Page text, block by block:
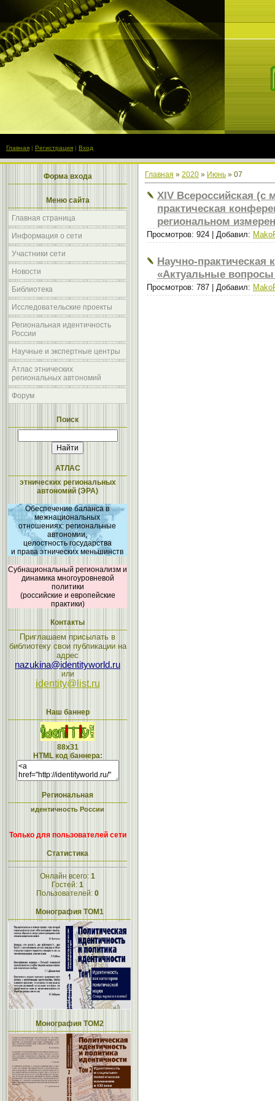
Главная | Регистрация | Вход
Форма входа
Меню сайта
Главная страница
Информация о сети
Участники сети
Новости
Библиотека
Исследовательские проекты
Региональная идентичность
России
Научные и экспертные центры
Атлас этнических
региональных автономий
Форум
Поиск
АТЛАС
этнических региональных
автономий (ЭРА)
Обеспечение баланса в
межнациональных
отношениях: региональные
автономии,
целостность государства
и права этнических меньшинств
Субнациональный регионализм и
динамика многоуровневой
политики
(российские и европейские
практики)
Контакты
Приглашаем присылать в
библиотеку свои публикации на
адрес
nazukina@identityworld.ru
или
identity@list.ru
Наш баннер
88x31
HTML код баннера:
Региональная
идентичность России
Только для пользователей сети
Статистика
Онлайн всего: 1
Гостей: 1
Пользователей: 0
Монография ТОМ1
Монография ТОМ2
Главная » 2020 » Июнь » 07
XIV Всероссийская
практическая
региональном
Просмотров: 924 | Добавил:
Научно-
«Актуальные вопросы
Просмотров: 787 | Добавил: